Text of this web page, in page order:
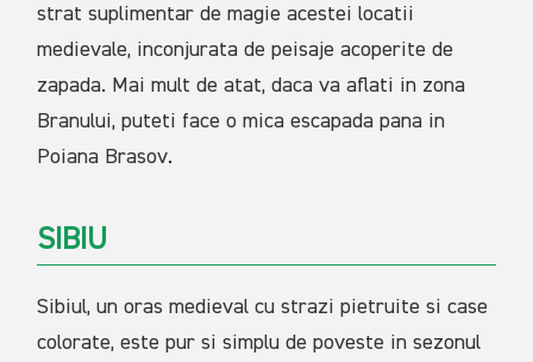
strat suplimentar de magie acestei locatii
medievale, inconjurata de peisaje acoperite de
zapada. Mai mult de atat, daca va aflati in zona
Branului, puteti face o mica escapada pana in
Poiana Brasov.
SIBIU
Sibiul, un oras medieval cu strazi pietruite si case
colorate, este pur si simplu de poveste in sezonul